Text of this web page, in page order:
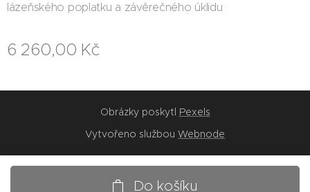
lázeňského poplatku a závěrečného úklidu
6 260,00 Kč
Do košíku
Obrázky poskytl Pexels
Vytvořeno službou Webnode